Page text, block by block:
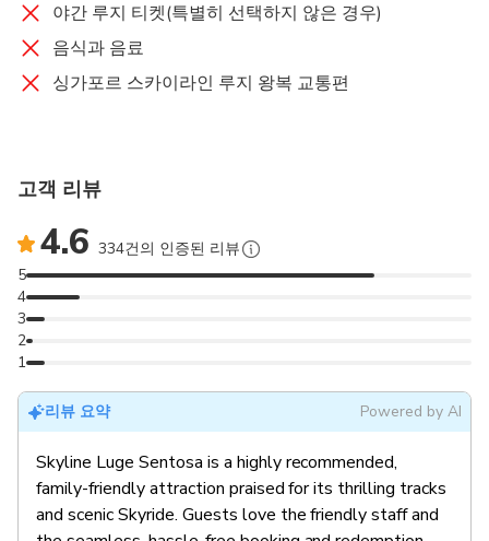
야간 루지 티켓(특별히 선택하지 않은 경우)
음식과 음료
싱가포르 스카이라인 루지 왕복 교통편
고객 리뷰
4.6 334건의 인증된 리뷰
1
2
3
4
5
리뷰 요약 Powered by AI
Skyline Luge Sentosa is a highly recommended,
family-friendly attraction praised for its thrilling tracks
and scenic Skyride. Guests love the friendly staff and